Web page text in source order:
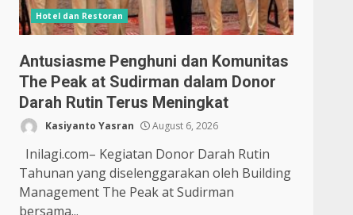
Hotel dan Restoran
Antusiasme Penghuni dan Komunitas
The Peak at Sudirman dalam Donor
Darah Rutin Terus Meningkat
Kasiyanto Yasran August 6, 2026
Inilagi.com– Kegiatan Donor Darah Rutin
Tahunan yang diselenggarakan oleh Building
Management The Peak at Sudirman
bersama...